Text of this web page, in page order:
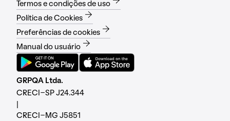
Termos e condições de uso
Política de Cookies
Preferências de cookies
Manual do usuário
GRPQA Ltda.
CRECI-SP J24.344
CRECI-MG J5851